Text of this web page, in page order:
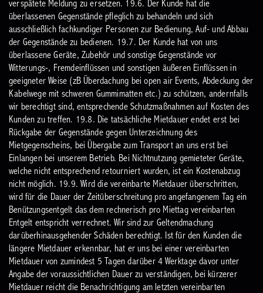
verspätete Meldung zu ersetzen. 19.6. Der Kunde hat die
überlassenen Gegenstände pfleglich zu behandeln und sich
ausschließlich fachkundiger Personen zur Bedienung, Auf- und Abbau
der Gegenstände zu bedienen. 19.7. Der Kunde hat von uns
überlassene Geräte, Zubehör und sonstige Gegenstände vor
Witterungs-, Fremdeinflüssen und sonstigen äußeren Einflüssen in
geeigneter Weise (zB Überdachung bei open air Events, Abdeckung der
Kabelwege mit schweren Gummimatten etc.) zu schützen, andernfalls
wir berechtigt sind, entsprechende Schutzmaßnahmen auf Kosten des
Kunden zu treffen. 19.8. Die tatsächliche Mietdauer endet erst bei
Rückgabe der Gegenstände gegen Unterzeichnung des
Mietgegenscheins, bei Übergabe zum Transport an uns erst bei
Einlangen bei unserem Betrieb. Bei Nichtnutzung gemieteter Geräte,
welche nicht entsprechend retourniert wurden, ist ein Kostenabzug
nicht möglich. 19.9. Wird die vereinbarte Mietdauer überschritten,
wird für die Dauer der Zeitüberschreitung pro angefangenem Tag ein
Benützungsentgelt das dem rechnerisch pro Miettag vereinbarten
Entgelt entspricht verrechnet. Wir sind zur Geltendmachung
darüberhinausgehender Schäden berechtigt. Ist für den Kunden die
längere Mietdauer erkennbar, hat er uns bei einer vereinbarten
Mietdauer von zumindest 5 Tagen darüber 4 Werktage davor unter
Angabe der voraussichtlichen Dauer zu verständigen, bei kürzerer
Mietdauer reicht die Benachrichtigung am letzten vereinbarten